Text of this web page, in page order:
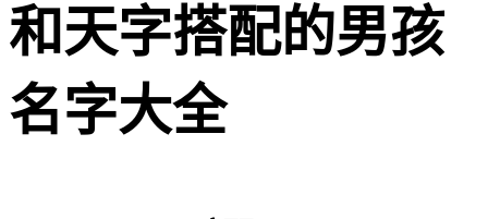
和天字搭配的男孩
名字大全